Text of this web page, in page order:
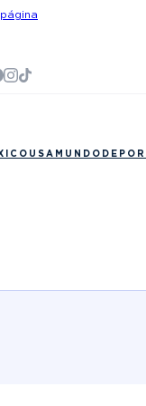
USA MUNDO